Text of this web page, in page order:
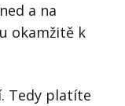
a na
okamžitě k
Tedy platíte